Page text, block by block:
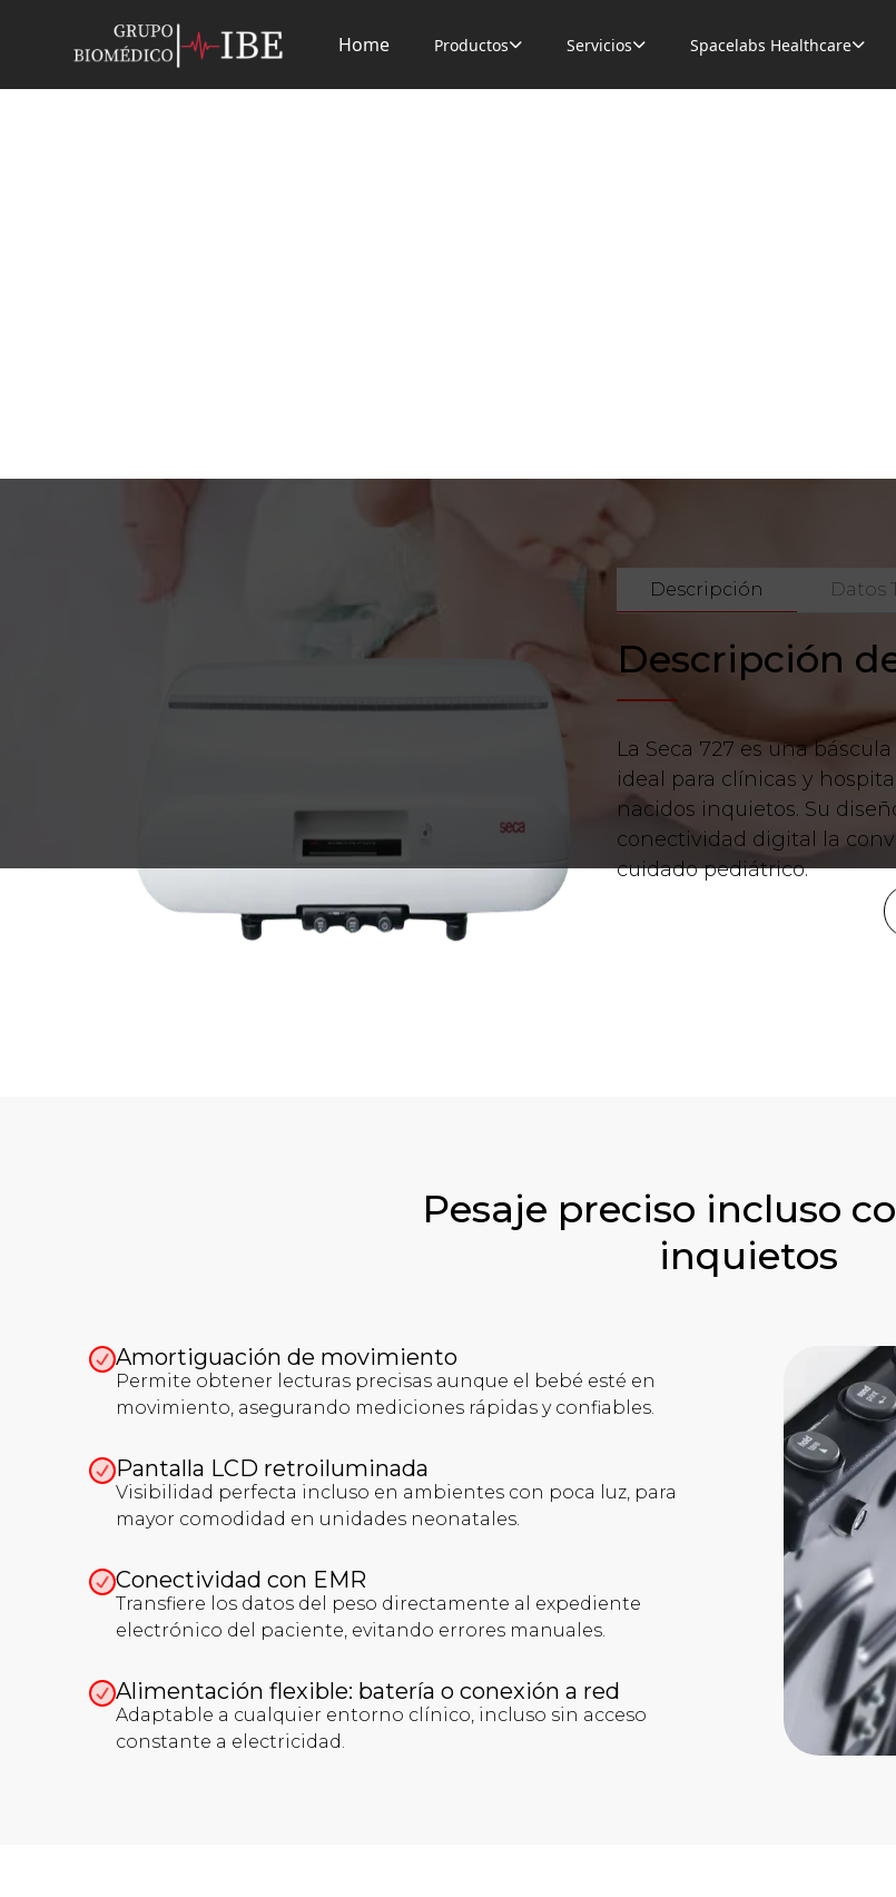
Home Productos Servicios Spacelabs Healthcare
Descripción Datos
Descripción
La Seca 727 es una
ideal para clínicas y
nacidos inquietos. Su
conectividad digital la
cuidado pediátrico.
Pesaje preciso incluso
inquietos
Amortiguación de movimiento
Permite obtener lecturas precisas aunque el bebé esté en
movimiento, asegurando mediciones rápidas y confiables.
Pantalla LCD retroiluminada
Visibilidad perfecta incluso en ambientes con poca luz, para
mayor comodidad en unidades neonatales.
Conectividad con EMR
Transfiere los datos del peso directamente al expediente
electrónico del paciente, evitando errores manuales.
Alimentación flexible: batería o conexión a red
Adaptable a cualquier entorno clínico, incluso sin acceso
constante a electricidad.